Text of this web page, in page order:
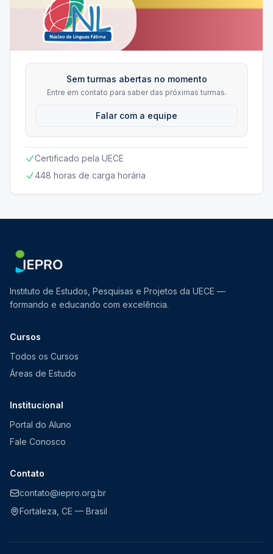
Sem turmas abertas no momento
Entre em contato para saber das próximas turmas.
Falar com a equipe
Certificado pela UECE
448 horas de carga horária
Instituto de Estudos, Pesquisas e Projetos da UECE —
formando e educando com excelência.
Cursos
Todos os Cursos
Áreas de Estudo
Institucional
Portal do Aluno
Fale Conosco
Contato
contato@iepro.org.br
Fortaleza, CE — Brasil